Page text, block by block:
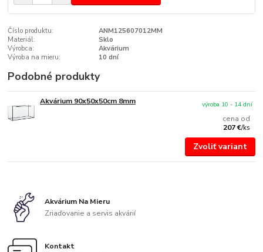
Číslo produktu:
ANM125607012MM
Materiál:
Sklo
Výrobca:
Akvárium
Výroba na mieru:
10 dní
Podobné produkty
Akvárium 90x50x50cm 8mm
cena od
207 €/ks
výroba 10 - 14 dní
Zvoliť variant
Akvárium Na Mieru
Zriaďovanie a servis akvárií
Kontakt